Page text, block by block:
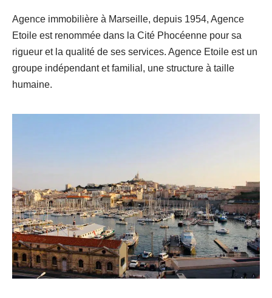
Agence immobilière à Marseille, depuis 1954, Agence
Etoile est renommée dans la Cité Phocéenne pour sa
rigueur et la qualité de ses services. Agence Etoile est un
groupe indépendant et familial, une structure à taille
humaine.